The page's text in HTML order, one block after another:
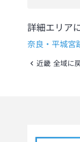
詳細エリア
奈良・平城宮
近畿 全域に